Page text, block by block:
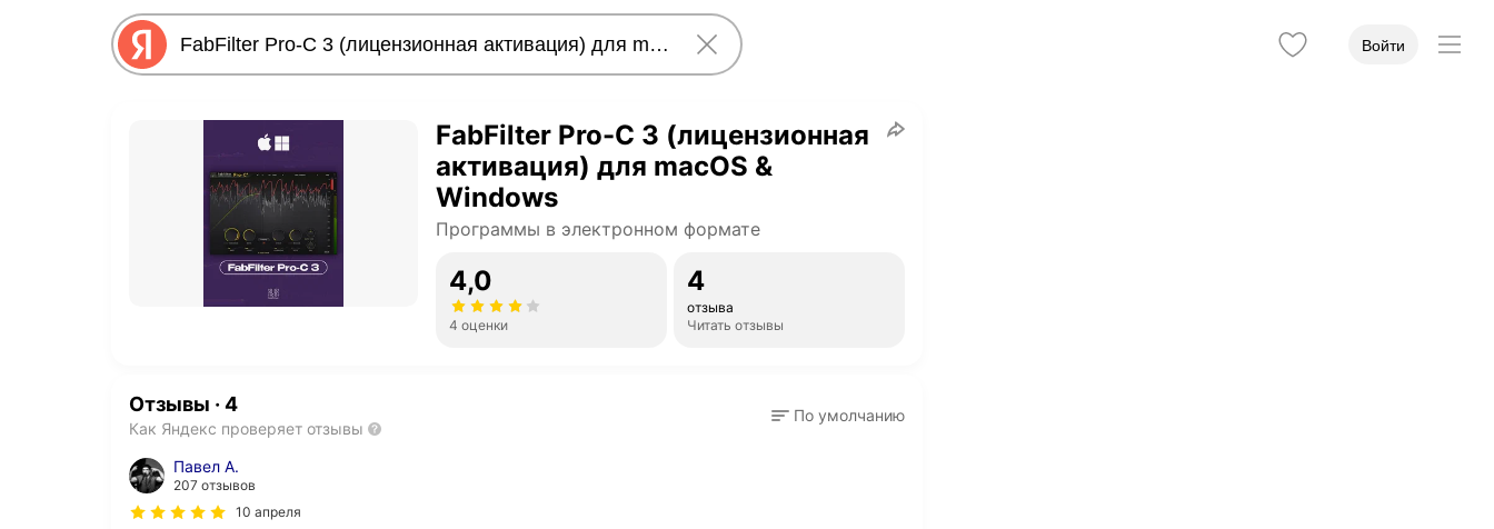
Войти
FabFilter Pro-C 3 (лицензионная
активация) для macOS &
Windows
Программы в электронном формате
4,0
4 оценки
4
отзыва
Читать отзывы
Отзывы · 4
Как Яндекс проверяет отзывы
По умолчанию
Павел А.
207 отзывов
10 апреля